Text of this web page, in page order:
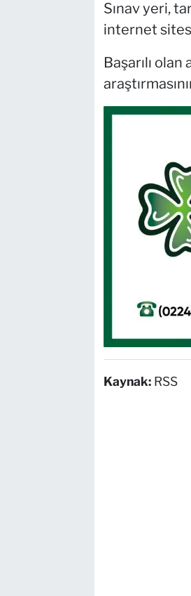
Sınav yeri,
internet
Başarılı
Kaynak: RSS